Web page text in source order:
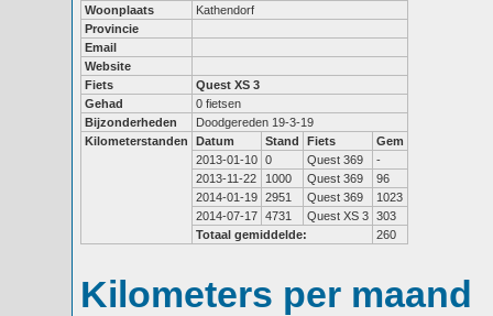
Woonplaats
Kathendorf
Provincie
Email
Website
Fiets
Quest XS 3
Gehad
0 fietsen
Bijzonderheden
Doodgereden 19-3-19
Kilometerstanden
Datum Stand Fiets
Gem
2013-01-10 0 Quest 369
-
2013-11-22
1000 Quest 369
96
2014-01-19 2951 Quest 369
1023
2014-07-17 4731 Quest XS 3 303
Totaal gemiddelde:
260
Kilometers per maand